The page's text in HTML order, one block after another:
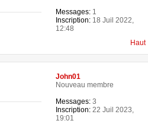
Messages:1
Inscription:18 Juil 2022,
12:48
Haut
John01
Nouveau membre
Messages:3
Inscription:22 Juil 2023,
19:01